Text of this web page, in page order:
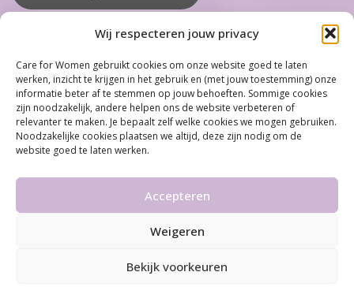
Wij respecteren jouw privacy
Care for Women gebruikt cookies om onze website goed te laten
werken, inzicht te krijgen in het gebruik en (met jouw toestemming) onze
informatie beter af te stemmen op jouw behoeften. Sommige cookies
zijn noodzakelijk, andere helpen ons de website verbeteren of
relevanter te maken. Je bepaalt zelf welke cookies we mogen gebruiken.
Noodzakelijke cookies plaatsen we altijd, deze zijn nodig om de
website goed te laten werken.
Accepteren
Weigeren
Bekijk voorkeuren
Care for Women is de eerste organisatie die zich inzet op het gebied
van hormonale problemen bij vrouwen. Met ruim 100 locaties
behoort Care for Women tot één van de grootste organisaties op dit
vakgebied...
voorwaarden & Privacy statement